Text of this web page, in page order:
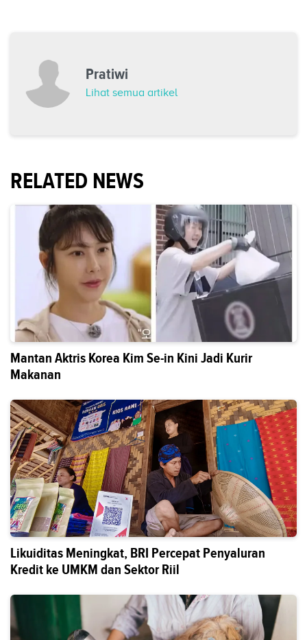
Pratiwi
Lihat semua artikel
RELATED NEWS
Mantan Aktris Korea Kim Se-in Kini Jadi Kurir
Makanan
Likuiditas Meningkat, BRI Percepat Penyaluran
Kredit ke UMKM dan Sektor Riil